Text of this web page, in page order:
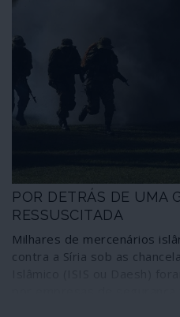
intérpretes, entre o Papa
Ayatollah Sistani na sua
de Najaf, perto do
POR DETRÁS DE UMA
RESSUSCITADA
Milhares de mercenários
contra a Síria sob as